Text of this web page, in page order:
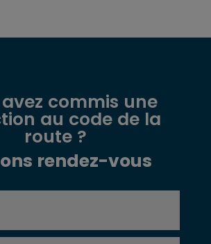
commis une
au code de la
route ?
rendez-vous